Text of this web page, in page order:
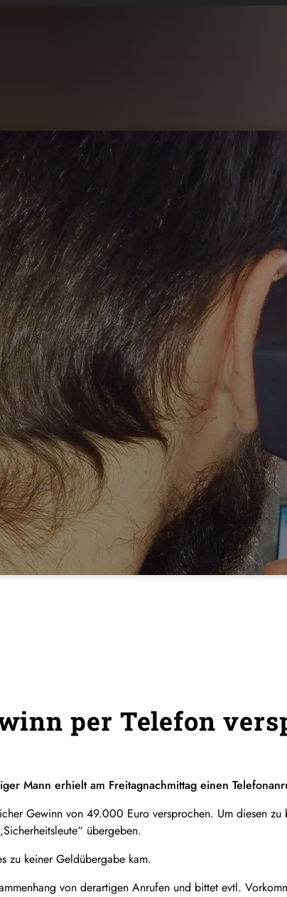
per Telefon
Mann erhielt am Freitagnachmittag einen
Gewinn von 49.000 Euro versprochen. Um diesen
übergeben.
zu keiner Geldübergabe kam.
von derartigen Anrufen und bittet evtl.